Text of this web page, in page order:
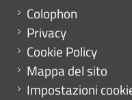
Menu footer
Colophon
Privacy
Cookie Policy
Mappa del sito
Impostazioni